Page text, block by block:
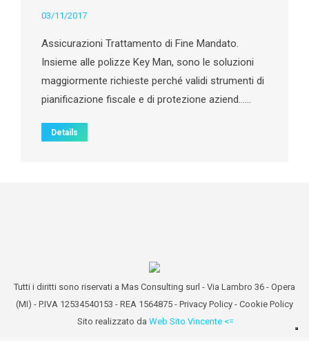
03/11/2017
Assicurazioni Trattamento di Fine Mandato.
Insieme alle polizze Key Man, sono le soluzioni
maggiormente richieste perché validi strumenti di
pianificazione fiscale e di protezione aziend……
Details
Tutti i diritti sono riservati a Mas Consulting surl - Via Lambro 36 - Opera
(MI) - P.IVA 12534540153 - REA 1564875 - Privacy Policy - Cookie Policy
Sito realizzato da Web Sito Vincente <=